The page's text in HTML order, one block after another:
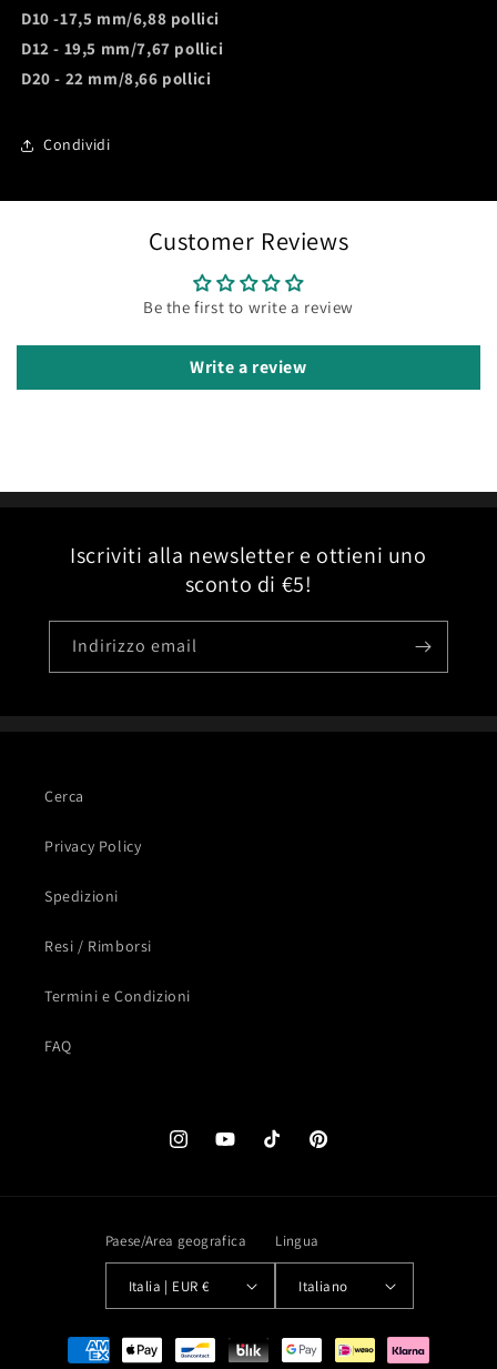
D10 -17,5 mm/6,88 pollici
D12 - 19,5 mm/7,67 pollici
D20 - 22 mm/8,66 pollici
Condividi
Customer Reviews
Be the first to write a review
Write a review
Iscriviti alla newsletter e ottieni uno
sconto di €5!
Indirizzo email
Cerca
Privacy Policy
Spedizioni
Resi / Rimborsi
Termini e Condizioni
FAQ
InstagramYouTubeTikTok Pinterest
Paese/Area geografica
Italia | EUR €
Lingua
Italiano
Metodi